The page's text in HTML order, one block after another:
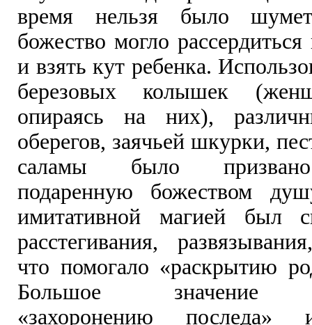
время нельзя было
божество могло
и взять кут ребенка.
березовых колышек
опираясь на них),
оберегов, заячьей шкурки,
саламы было
подаренную божеством
имитативной магией был
расстегивания,
что помогало «раскрытию
Большое значение
«захоронению последа»